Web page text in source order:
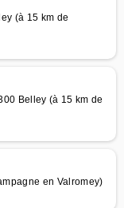
(à 15 km de
Belley (à 15 km de
en Valromey)